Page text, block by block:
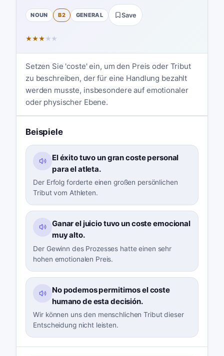
NOUN B2 GENERAL Save
★★★ ★ ★
Setzen Sie 'coste' ein, um den Preis oder Tribut
zu beschreiben, der für eine Handlung bezahlt
werden musste, insbesondere auf emotionaler
oder physischer Ebene.
Beispiele
El éxito tuvo un gran coste personal
para el atleta.
Der Erfolg forderte einen großen persönlichen
Tribut vom Athleten.
Ganar el juicio tuvo un coste emocional
muy alto.
Der Gewinn des Prozesses hatte einen sehr
hohen emotionalen Preis.
No podemos permitirnos el coste
humano de esta decisión.
Wir können uns den menschlichen Tribut dieser
Entscheidung nicht leisten.